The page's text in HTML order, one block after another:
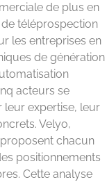
de plus en
téléprospection
les entreprises en
de génération
acteurs se
leur expertise, leur
Velyo,
chacun
positionnements
Cette analyse